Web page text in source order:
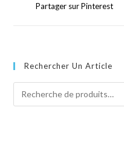
Partager sur Pinterest
Rechercher Un Article